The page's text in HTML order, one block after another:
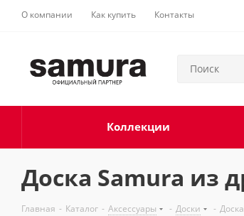
О компании Как купить Контакты
Коллекции
Доска Samura из
Главная - Каталог - Аксессуары - Доски -